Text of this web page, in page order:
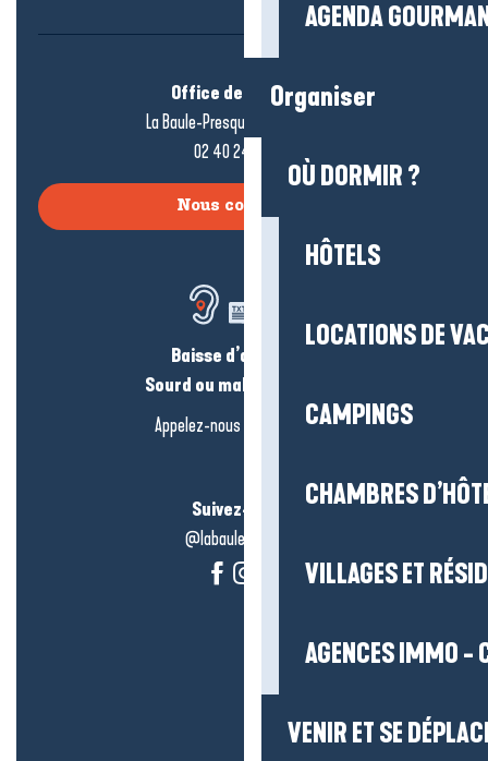
AGENDA
Organiser
OÙ DORMIR ?
HÔTELS
LOCATIONS DE
CAMPINGS
CHAMBRES
VILLAGES ET
AGENCES IMMO -
VENIR ET SE
Office de tourisme
La Baule-Presqu’île de Guérande
02 40 24 34 44
Nous contacter
Baisse d’audition ?
Sourd ou malentendant ?
Appelez-nous en
cliquant-ici
Suivez-nous !
@labauleguérande